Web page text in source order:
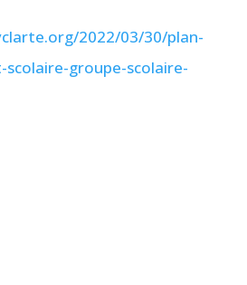
2022/03/30/plan-
scolaire-groupe-scolaire-